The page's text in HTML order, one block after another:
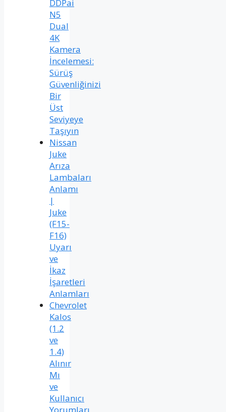
DDPai
N5
Dual
4K
Kamera
İncelemesi:
Sürüş
Güvenliğinizi
Bir
Üst
Seviyeye
Taşıyın
Nissan
Juke
Arıza
Lambaları
Anlamı
|
Juke
(F15-
F16)
Uyarı
ve
İkaz
İşaretleri
Anlamları
Chevrolet
Kalos
(1.2
ve
1.4)
Alınır
Mı
ve
Kullanıcı